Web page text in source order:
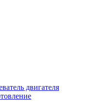
двигателя